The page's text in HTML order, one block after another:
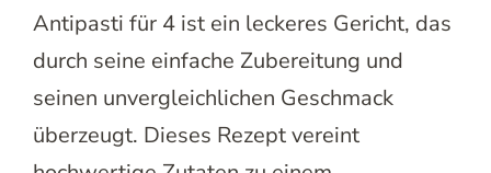
Antipasti für 4 ist ein leckeres Gericht, das
durch seine einfache Zubereitung und
seinen unvergleichlichen Geschmack
überzeugt. Dieses Rezept vereint